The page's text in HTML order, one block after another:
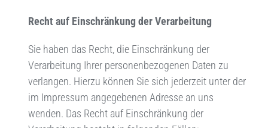
Recht auf Einschränkung der Verarbeitung
Sie haben das Recht, die Einschränkung der
Verarbeitung Ihrer personenbezogenen Daten zu
verlangen. Hierzu können Sie sich jederzeit unter der
im Impressum angegebenen Adresse an uns
wenden. Das Recht auf Einschränkung der